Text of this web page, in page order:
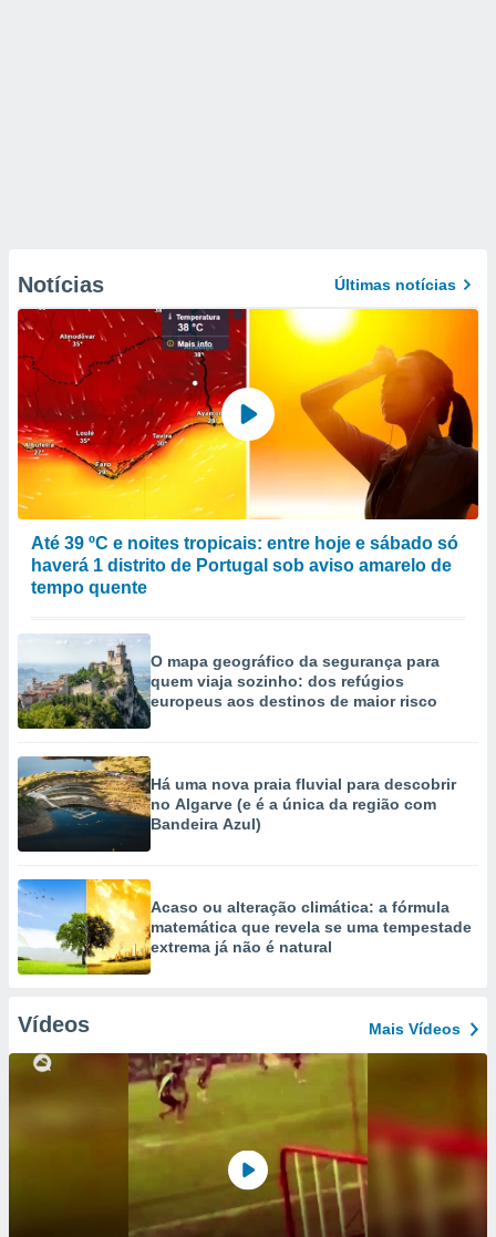
Notícias Últimas notícias
Até 39 ºC e noites tropicais: entre hoje e sábado só
haverá 1 distrito de Portugal sob aviso amarelo de
tempo quente
O mapa geográfico da segurança para
quem viaja sozinho: dos refúgios
europeus aos destinos de maior risco
Há uma nova praia fluvial para descobrir
no Algarve (e é a única da região com
Bandeira Azul)
Acaso ou alteração climática: a fórmula
matemática que revela se uma tempestade
extrema já não é natural
Vídeos Mais Vídeos